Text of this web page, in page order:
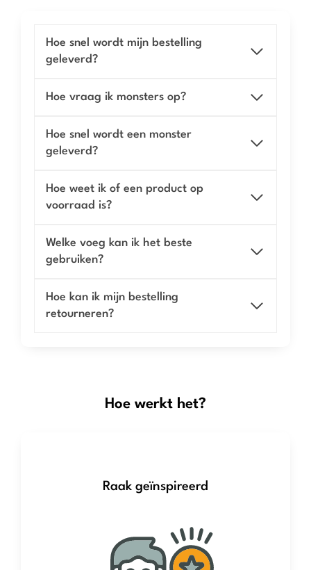
Hoe snel wordt mijn bestelling
geleverd?
Hoe vraag ik monsters op?
Hoe snel wordt een monster
geleverd?
Hoe weet ik of een product op
voorraad is?
Welke voeg kan ik het beste
gebruiken?
Hoe kan ik mijn bestelling
retourneren?
Hoe werkt het?
Raak geïnspireerd